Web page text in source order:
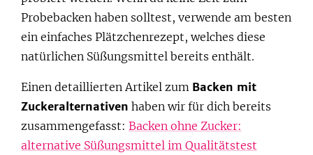
Probebacken haben solltest, verwende am besten
ein einfaches Plätzchenrezept, welches diese
natürlichen Süßungsmittel bereits enthält.
Einen detaillierten Artikel zum Backen mit
Zuckeralternativen haben wir für dich bereits
zusammengefasst: Backen ohne Zucker:
alternative Süßungsmittel im Qualitätstest